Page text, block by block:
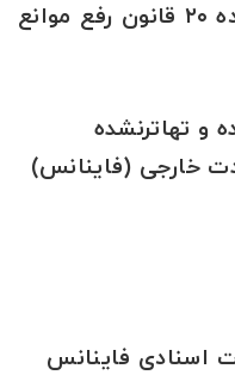
۴. نکات آیین‌نامه اجرایی ماده ۲۰ قانون رفع موانع
و تهاترنشده
خارجی (فاینانس)
اسنادی فاینانس